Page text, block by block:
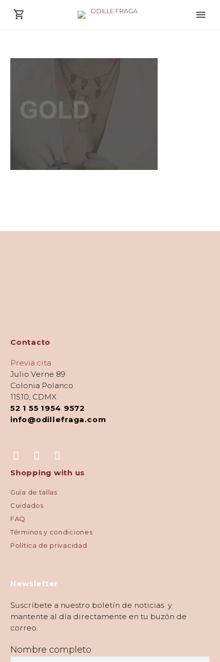
Contacto
Previa cita
Julio Verne 89
Colonia Polanco
11510, CDMX
52 1 55 1954 9572
info@odillefraga.com
Shopping with us
Guía de tallas
Cuidados
FAQ
Términos y condiciones
Política de privacidad
Newsletter
Suscríbete a nuestro boletín de noticias y
mantente al día directamente en tu buzón de
correo.
Nombre completo